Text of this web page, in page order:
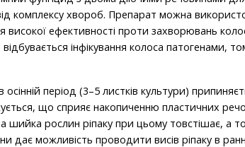
комплексу хвороб. Препарат можна
високої ефективності проти захворювань
відбувається інфікування колоса патогенами,
період (3–5 листків культури)
що сприяє накопиченню пластичних
шийка рослин ріпаку при цьому товстішає, а
дає можливість проводити висів ріпаку в